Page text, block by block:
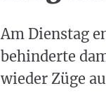
Am Dienstag
behinderte
wieder Züge